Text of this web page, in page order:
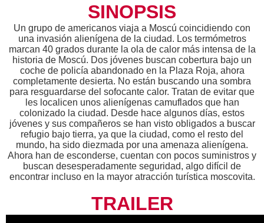
SINOPSIS
Un grupo de americanos viaja a Moscú coincidiendo con
una invasión alienígena de la ciudad. Los termómetros
marcan 40 grados durante la ola de calor más intensa de la
historia de Moscú. Dos jóvenes buscan cobertura bajo un
coche de policía abandonado en la Plaza Roja, ahora
completamente desierta. No están buscando una sombra
para resguardarse del sofocante calor. Tratan de evitar que
les localicen unos alienígenas camuflados que han
colonizado la ciudad. Desde hace algunos días, estos
jóvenes y sus compañeros se han visto obligados a buscar
refugio bajo tierra, ya que la ciudad, como el resto del
mundo, ha sido diezmada por una amenaza alienígena.
Ahora han de esconderse, cuentan con pocos suministros y
buscan desesperadamente seguridad, algo difícil de
encontrar incluso en la mayor atracción turística moscovita.
TRAILER